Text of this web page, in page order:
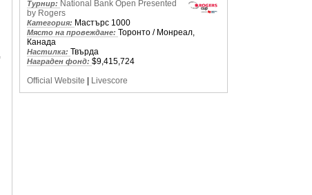
Турнир: National Bank Open Presented
by Rogers
Категория: Мастърс 1000
Място на провеждане: Торонто / Монреал,
Канада
Настилка: Твърда
Награден фонд: $9,415,724
Official Website
Livescore